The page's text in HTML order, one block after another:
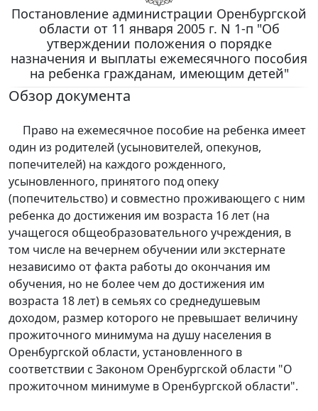
Постановление администрации Оренбургской
области от 11 января 2005 г. N 1-п "Об
утверждении положения о порядке
назначения и выплаты ежемесячного пособия
на ребенка гражданам, имеющим детей"
Обзор документа
Право на ежемесячное пособие на ребенка имеет
один из родителей (усыновителей, опекунов,
попечителей) на каждого рожденного,
усыновленного, принятого под опеку
(попечительство) и совместно проживающего с ним
ребенка до достижения им возраста 16 лет (на
учащегося общеобразовательного учреждения, в
том числе на вечернем обучении или экстернате
независимо от факта работы до окончания им
обучения, но не более чем до достижения им
возраста 18 лет) в семьях со среднедушевым
доходом, размер которого не превышает величину
прожиточного минимума на душу населения в
Оренбургской области, установленного в
соответствии с Законом Оренбургской области "О
прожиточном минимуме в Оренбургской области".